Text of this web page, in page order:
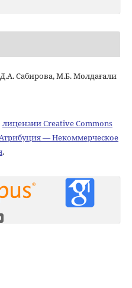
Сабирова, М.Б. Молдағали
лицензии Creative Commons
— Некоммерческое
.